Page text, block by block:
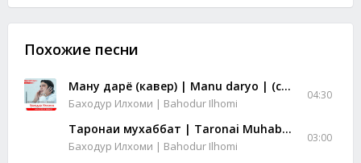
Похожие песни
Ману дарё (кавер) | Manu daryo | (cover)
Баходур Илхоми | Bahodur Ilhomi
04:30
Таронаи мухаббат | Taronai Muhabbat
Баходур Илхоми | Bahodur Ilhomi
03:00